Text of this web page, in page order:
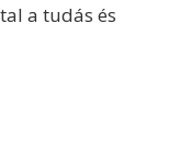
a tudás és